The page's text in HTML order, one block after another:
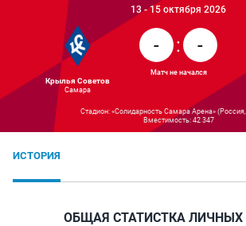
13 - 15 октября 2026
Крылья Советов
Самара
- : -
Матч не начался
Стадион: «Солидарность Самара Арена»
Вместимость: 42 347
ИСТОРИЯ
ОБЩАЯ СТАТИСТКА ЛИЧНЫХ